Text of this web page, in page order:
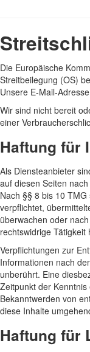
Die Europäische
Streitbeilegung (OS)
Unsere E-Mail-
Wir sind nicht bereit
einer
Haftung für
Als Diensteanbieter
auf diesen Seiten
Nach §§ 8 bis 10
verpflichtet,
überwachen oder
rechtswidrige Tätigkeit
Verpflichtungen zur
Informationen nach
unberührt. Eine
Zeitpunkt der
Bekanntwerden von
diese Inhalte
Haftung für